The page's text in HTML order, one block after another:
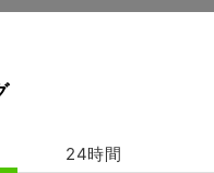
24時間